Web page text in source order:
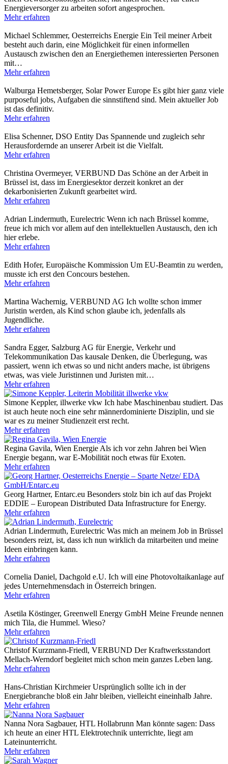
Energieversorger zu arbeiten sofort angesprochen.
Mehr erfahren
Michael Schlemmer, Oesterreichs Energie Ein Teil meiner Arbeit
besteht auch darin, eine Möglichkeit für einen informellen
Austausch zwischen den an Energiethemen interessierten Personen
mit…
Mehr erfahren
Walburga Hemetsberger, Solar Power Europe Es gibt hier ganz viele
purposeful jobs, Aufgaben die sinnstiftend sind. Mein aktueller Job
ist das definitiv.
Mehr erfahren
Elisa Schenner, DSO Entity Das Spannende und zugleich sehr
Herausfordernde an unserer Arbeit ist die Vielfalt.
Mehr erfahren
Christina Overmeyer, VERBUND Das Schöne an der Arbeit in
Brüssel ist, dass im Energiesektor derzeit konkret an der
dekarbonisierten Zukunft gearbeitet wird.
Mehr erfahren
Adrian Lindermuth, Eurelectric Wenn ich nach Brüssel komme,
freue ich mich vor allem auf den intellektuellen Austausch, den ich
hier erlebe.
Mehr erfahren
Edith Hofer, Europäische Kommission Um EU-Beamtin zu werden,
musste ich erst den Concours bestehen.
Mehr erfahren
Martina Wachernig, VERBUND AG Ich wollte schon immer
Juristin werden, als Kind schon glaube ich, jedenfalls als
Jugendliche.
Mehr erfahren
Sandra Egger, Salzburg AG für Energie, Verkehr und
Telekommunikation Das kausale Denken, die Überlegung, was
passiert, wenn ich etwas so und nicht anders mache, ist übrigens
etwas, was viele Juristinnen und Juristen mit…
Mehr erfahren
Simone Keppler, illwerke vkw Ich habe Maschinenbau studiert. Das
ist auch heute noch eine sehr männerdominierte Disziplin, und sie
war es zu meiner Studienzeit erst recht.
Mehr erfahren
Regina Gavila, Wien Energie Als ich vor zehn Jahren bei Wien
Energie begann, war E-Mobilität noch etwas für Exoten.
Mehr erfahren
Georg Hartner, Entarc.eu Besonders stolz bin ich auf das Projekt
EDDIE – European Distributed Data Infrastructure for Energy.
Mehr erfahren
Adrian Lindermuth, Eurelectric Was mich an meinem Job in Brüssel
besonders reizt, ist, dass ich nun wirklich da mitarbeiten und meine
Ideen einbringen kann.
Mehr erfahren
Cornelia Daniel, Dachgold e.U. Ich will eine Photovoltaikanlage auf
jedes Unternehmensdach in Österreich bringen.
Mehr erfahren
Asetila Köstinger, Greenwell Energy GmbH Meine Freunde nennen
mich Tila, die Hummel. Wieso?
Mehr erfahren
Christof Kurzmann-Friedl, VERBUND Der Kraftwerksstandort
Mellach-Werndorf begleitet mich schon mein ganzes Leben lang.
Mehr erfahren
Hans-Christian KirchmeierUrsprünglich sollte ich in der
Energiebranche bloß ein Jahr bleiben, vielleicht eineinhalb Jahre.
Mehr erfahren
Nanna Nora Sagbauer, HTL Hollabrunn Man könnte sagen: Dass
ich heute an einer HTL Elektrotechnik unterrichte, liegt am
Lateinunterricht.
Mehr erfahren